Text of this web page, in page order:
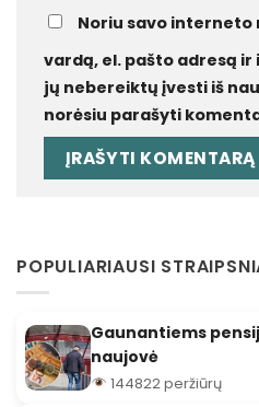
Noriu savo interneto
vardą, el. pašto adresą
jų nebereiktų įvesti iš
norėsiu parašyti
POPULIARIAUSI
Gaunantiems
naujovė
144822 peržiūrų